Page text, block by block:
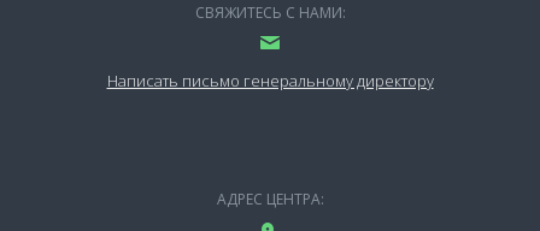
СВЯЖИТЕСЬ С НАМИ:
Написать письмо генеральному директору
АДРЕС ЦЕНТРА: